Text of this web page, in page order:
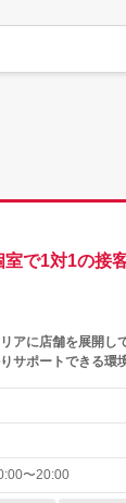
で1対1の接
アに店舗を展開し
サポートできる環
〜20:00